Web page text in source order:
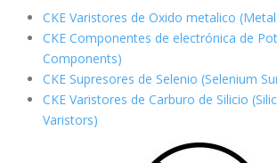
CKE Varistores de Oxido metalico
CKE Componentes de electrónica de
Components)
CKE Supresores de Selenio (Selenium
CKE Varistores de Carburo de Silicio
Varistors)